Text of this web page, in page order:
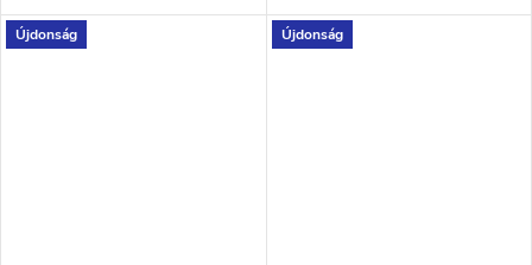
közlekedéshez. Erőteljes
elektromos motorja,...
környezetbarát közlekedés
tökéletes...
Újdonság Újdonság